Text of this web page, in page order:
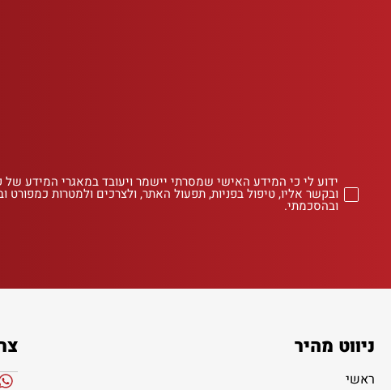
ידוע לי כי המידע האישי שמסרתי יישמר ויעובד במאגרי המידע
ובקשר אליו, טיפול בפניות, תפעול האתר, ולצרכים ולמטרות כמפורט
ובהסכמתי.
ניווט מהיר
ראשי